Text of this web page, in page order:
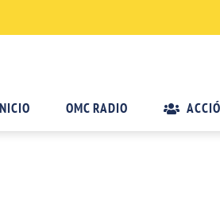
OMC RADIO